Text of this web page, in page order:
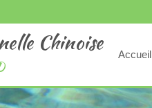
Chinoise Accueil